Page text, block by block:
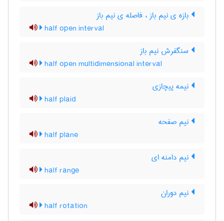
بازه ی نیم باز ، فاصله ی نیم باز
half open interval
سنگفرش نیم باز
half open multidimensional interval
نیمه پیچازی
half plaid
نیم صفحه
half plane
نیم دامنه ای
half range
نیم دوران
half rotation